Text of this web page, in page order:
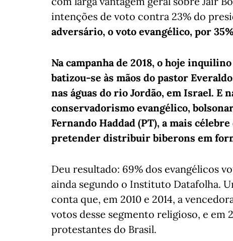
intenções de voto contra 23% do
adversário, o voto evangélico, por
Na campanha de 2018, o hoje
batizou-se às mãos do pastor
nas águas do rio Jordão, em Israel. E
conservadorismo evangélico,
Fernando Haddad (PT), a mais
pretender distribuir biberons em
Deu resultado: 69% dos evangélicos
ainda segundo o Instituto Datafolha.
conta que, em 2010 e 2014, a
votos desse segmento religioso, e em
protestantes do Brasil.